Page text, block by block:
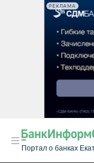
РЕКЛАМА
Портал о банках